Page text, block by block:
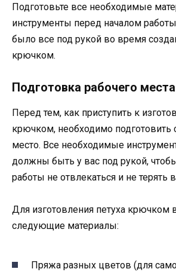
Подготовьте все необходимые
инструменты перед началом
было все под рукой во время
крючком.
Подготовка рабочего места
Перед тем, как приступить к
крючком, необходимо подготовить
место. Все необходимые
должны быть у вас под рукой,
работы не отвлекаться и не терять
Для изготовления петуха крючком
следующие материалы:
Пряжа разных цветов (для